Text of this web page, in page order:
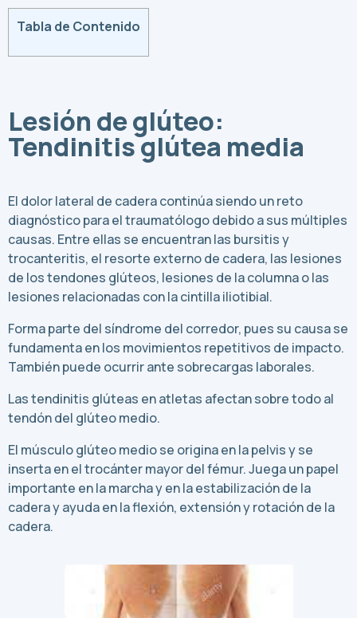
Tabla de Contenido
Lesión de glúteo:
Tendinitis glútea media
El dolor lateral de cadera continúa siendo un reto
diagnóstico para el traumatólogo debido a sus múltiples
causas. Entre ellas se encuentran las bursitis y
trocanteritis, el resorte externo de cadera, las lesiones
de los tendones glúteos, lesiones de la columna o las
lesiones relacionadas con la cintilla iliotibial.
Forma parte del síndrome del corredor, pues su causa se
fundamenta en los movimientos repetitivos de impacto.
También puede ocurrir ante sobrecargas laborales.
Las tendinitis glúteas en atletas afectan sobre todo al
tendón del glúteo medio.
El músculo glúteo medio se origina en la pelvis y se
inserta en el trocánter mayor del fémur. Juega un papel
importante en la marcha y en la estabilización de la
cadera y ayuda en la flexión, extensión y rotación de la
cadera.